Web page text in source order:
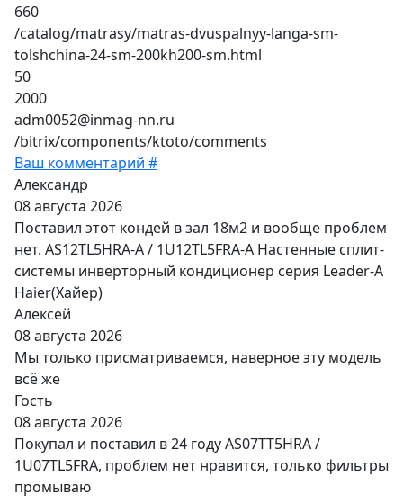
660
/catalog/matrasy/matras-dvuspalnyy-langa-sm-
tolshchina-24-sm-200kh200-sm.html
50
2000
adm0052@inmag-nn.ru
/bitrix/components/ktoto/comments
Ваш комментарий #
Александр
08 августа 2026
Поставил этот кондей в зал 18м2 и вообще проблем
нет. AS12TL5HRA-A / 1U12TL5FRA-A Настенные сплит-
системы инверторный кондиционер серия Leader-A
Haier(Хайер)
Алексей
08 августа 2026
Мы только присматриваемся, наверное эту модель
всё же
Гость
08 августа 2026
Покупал и поставил в 24 году AS07TT5HRA /
1U07TL5FRA, проблем нет нравится, только фильтры
промываю